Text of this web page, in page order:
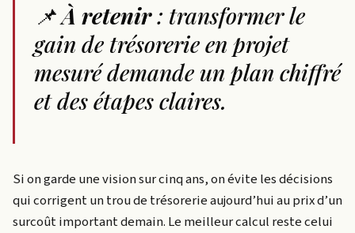
📌À retenir: transformer le
gain de trésorerie en projet
mesuré demande un plan chiffré
et des étapes claires.
Si on garde une vision sur cinq ans, on évite les décisions
qui corrigent un trou de trésorerie aujourd’hui au prix d’un
surcoût important demain. Le meilleur calcul reste celui